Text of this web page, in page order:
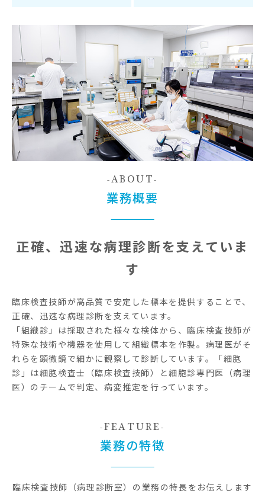
ABOUT
業務概要
正確、迅速な病理診断を支えていま
す
臨床検査技師が高品質で安定した標本を提供することで、
正確、迅速な病理診断を支えています。
「組織診」は採取された様々な検体から、臨床検査技師が
特殊な技術や機器を使用して組織標本を作製。病理医がそ
れらを顕微鏡で細かに観察して診断しています。「細胞
診」は細胞検査士（臨床検査技師）と細胞診専門医（病理
医）のチームで判定、病変推定を行っています。
FEATURE
業務の特徴
臨床検査技師（病理診断室）の業務の特長をお伝えします